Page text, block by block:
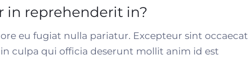
in reprehenderit in?
eu fugiat nulla pariatur. Excepteur sint occaecat
culpa qui officia deserunt mollit anim id est